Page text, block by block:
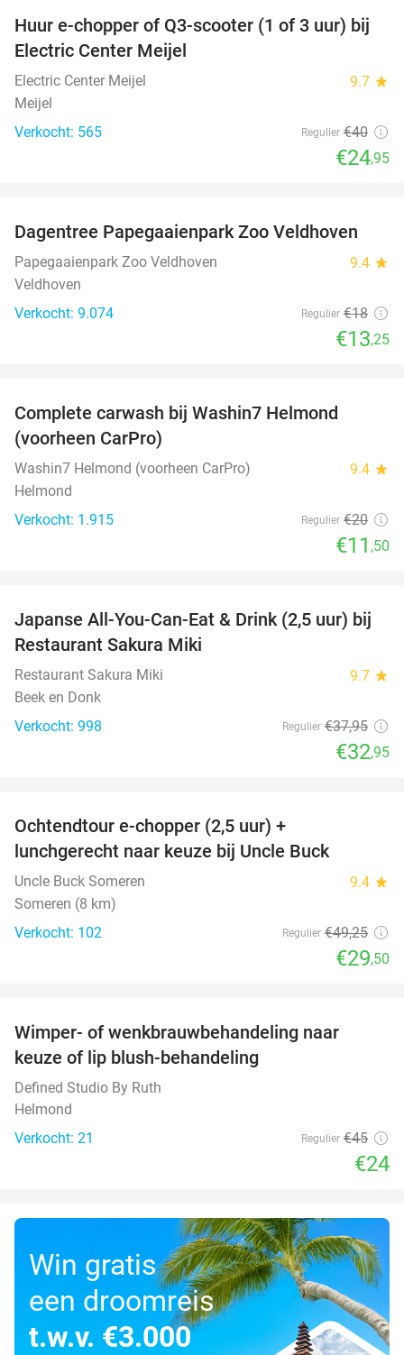
38%
Huur e-chopper of Q3-scooter (1 of 3 uur) bij
Electric Center Meijel
Electric Center Meijel 9.7 star
Meijel
Verkocht: 565
Regulier €40
€24,95
26%
Dagentree Papegaaienpark Zoo Veldhoven
Papegaaienpark Zoo Veldhoven 9.4 star
Veldhoven
Verkocht: 9.074
Regulier €18
€13,25
Complete carwash bij Washin7 Helmond
(voorheen CarPro)
Washin7 Helmond (voorheen CarPro) 9.4 star
Helmond
Verkocht: 1.915
Regulier €20
€11 ,50
13%
Japanse All-You-Can-Eat & Drink (2,5 uur) bij
Restaurant Sakura Miki
Restaurant Sakura Miki 9.7 star
Beek en Donk
Verkocht: 998
Regulier €37,95
€32,95
Ochtendtour e-chopper (2,5 uur) +
lunchgerecht naar keuze bij Uncle Buck
Uncle Buck Someren 9.4 star
Someren (8 km)
Verkocht: 102
Regulier €49,25
€29,50
Wimper- of wenkbrauwbehandeling naar
keuze of lip blush-behandeling
Defined Studio By Ruth
Helmond
Verkocht: 21
Regulier €45
€24
Win gratis
een droomreis
t.w.v. €3.000